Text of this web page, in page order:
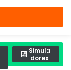
Simula
dores